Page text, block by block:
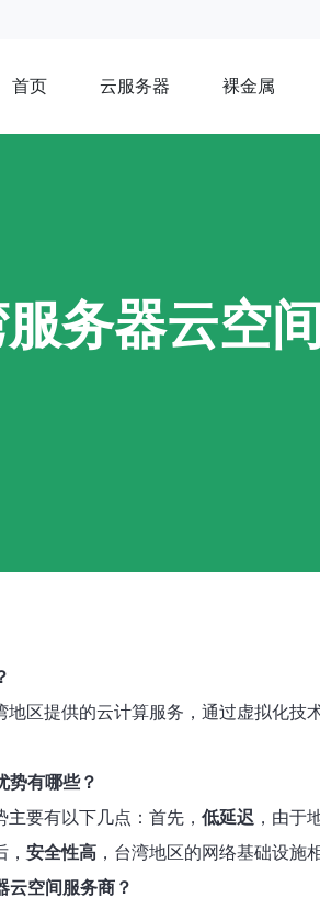
首页 云服务器 裸金属
务器云空
地区提供的云计算服务，通过虚拟化
势有哪些？
要有以下几点：首先， 低延迟 ，由于
安全性高 ，台湾地区的网络基础设施
云空间服务商？